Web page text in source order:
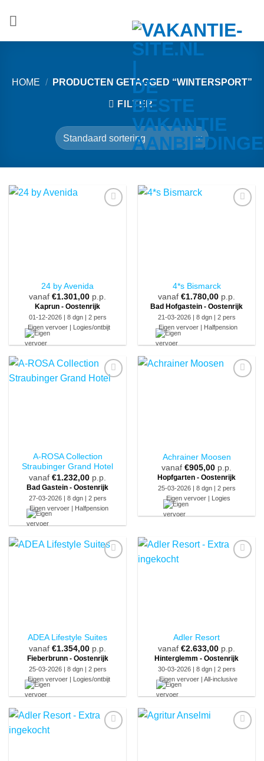
HOME / PRODUCTEN GETAGGED “WINTERSPORT”
FILTER
24 by Avenida
vanaf €1.301,00 p.p.
Kaprun - Oostenrijk
01-12-2026 | 8 dgn | 2 pers
Eigen vervoer | Logies/ontbijt
4*s Bismarck
vanaf €1.780,00 p.p.
Bad Hofgastein - Oostenrijk
21-03-2026 | 8 dgn | 2 pers
Eigen vervoer | Halfpension
A-ROSA Collection
Straubinger Grand Hotel
vanaf €1.232,00 p.p.
Bad Gastein - Oostenrijk
27-03-2026 | 8 dgn | 2 pers
Eigen vervoer | Halfpension
Achrainer Moosen
vanaf €905,00 p.p.
Hopfgarten - Oostenrijk
25-03-2026 | 8 dgn | 2 pers
Eigen vervoer | Logies
ADEA Lifestyle Suites
vanaf €1.354,00 p.p.
Fieberbrunn - Oostenrijk
25-03-2026 | 8 dgn | 2 pers
Eigen vervoer | Logies/ontbijt
Adler Resort
vanaf €2.633,00 p.p.
Hinterglemm - Oostenrijk
30-03-2026 | 8 dgn | 2 pers
Eigen vervoer | All-inclusive